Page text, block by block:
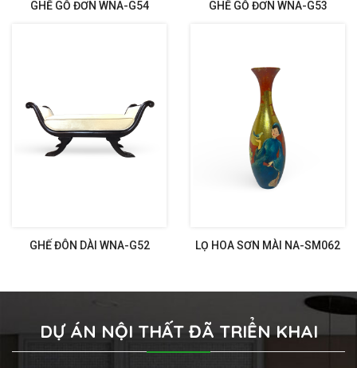
GHẾ GỖ ĐƠN WNA-G54 GHẾ GỖ ĐƠN WNA-G53
GHẾ ĐÔN DÀI WNA-G52 LỌ HOA SƠN MÀI NA-SM062
DỰ ÁN NỘI THẤT ĐÃ TRIỂN KHAI